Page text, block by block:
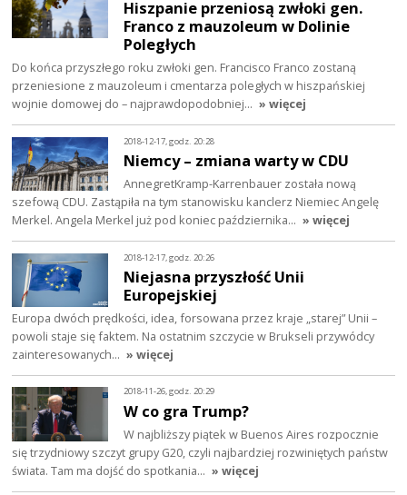
Hiszpanie przeniosą zwłoki gen.
Franco z mauzoleum w Dolinie
Poległych
Do końca przyszłego roku zwłoki gen. Francisco Franco zostaną
przeniesione z mauzoleum i cmentarza poległych w hiszpańskiej
wojnie domowej do – najprawdopodobniej… » więcej
2018-12-17, godz. 20:28
Niemcy – zmiana warty w CDU
AnnegretKramp-Karrenbauer została nową
szefową CDU. Zastąpiła na tym stanowisku kanclerz Niemiec Angelę
Merkel. Angela Merkel już pod koniec października… » więcej
2018-12-17, godz. 20:26
Niejasna przyszłość Unii
Europejskiej
Europa dwóch prędkości, idea, forsowana przez kraje „starej” Unii –
powoli staje się faktem. Na ostatnim szczycie w Brukseli przywódcy
zainteresowanych… » więcej
2018-11-26, godz. 20:29
W co gra Trump?
W najbliższy piątek w Buenos Aires rozpocznie
się trzydniowy szczyt grupy G20, czyli najbardziej rozwiniętych państw
świata. Tam ma dojść do spotkania… » więcej